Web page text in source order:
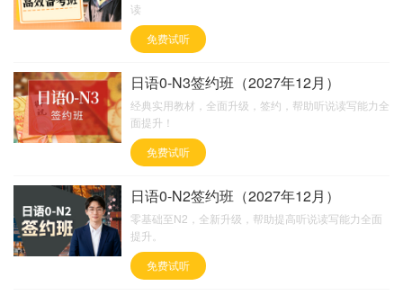
读
免费试听
日语0-N3签约班（2027年12月）
经典实用教材，全面升级，签约，帮助听说读写能力全
面提升！
免费试听
日语0-N2签约班（2027年12月）
零基础至N2，全新升级，帮助提高听说读写能力全面
提升。
免费试听